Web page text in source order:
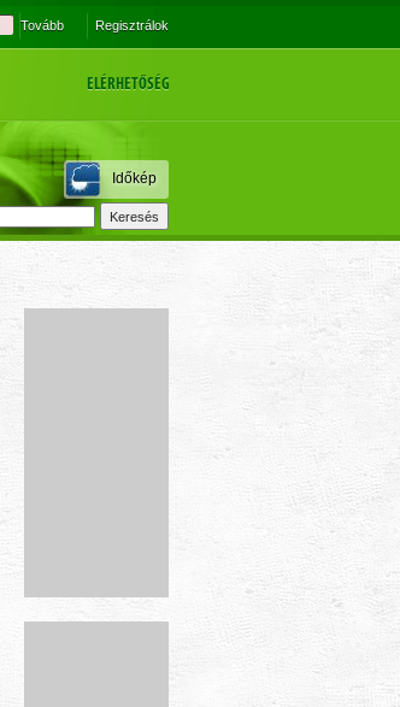
Tovább Regisztrálok
ELÉRHETŐSÉG
Időkép